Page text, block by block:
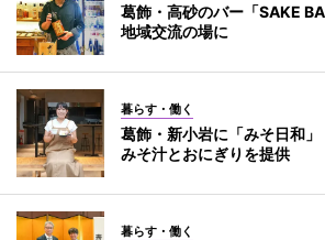
葛飾・高砂のバー「SAKE
地域交流の場に
暮らす・働く
葛飾・新小岩に「みそ日和
みそ汁とおにぎりを提供
暮らす・働く